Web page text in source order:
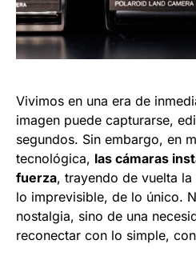
Vivimos en una era de
imagen puede capturarse,
segundos. Sin embargo, en
tecnológica, las cámaras
fuerza, trayendo de vuelta
lo imprevisible, de lo único.
nostalgia, sino de una
reconectar con lo simple,